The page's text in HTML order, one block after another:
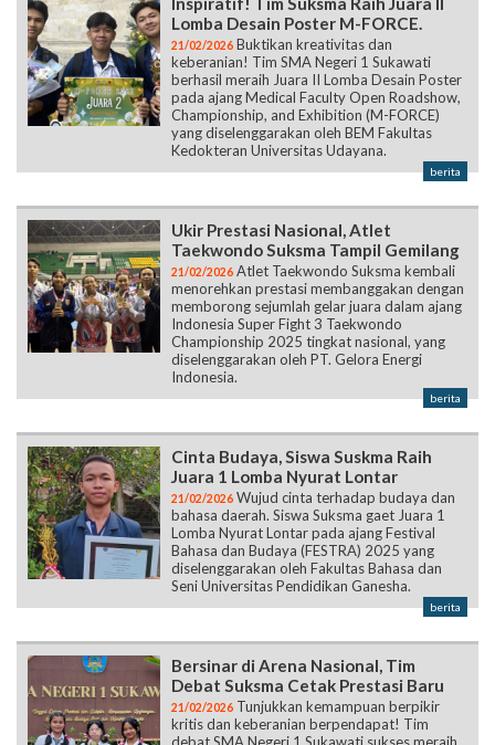
Lomba Desain Poster M-FORCE.
21/02/2026 Buktikan kreativitas dan
keberanian! Tim SMA Negeri 1 Sukawati
berhasil meraih Juara II Lomba Desain Poster
pada ajang Medical Faculty Open Roadshow,
Championship, and Exhibition (M-FORCE)
yang diselenggarakan oleh BEM Fakultas
Kedokteran Universitas Udayana.
berita
Ukir Prestasi Nasional, Atlet
Taekwondo Suksma Tampil Gemilang
21/02/2026 Atlet Taekwondo Suksma kembali
menorehkan prestasi membanggakan dengan
memborong sejumlah gelar juara dalam ajang
Indonesia Super Fight 3 Taekwondo
Championship 2025 tingkat nasional, yang
diselenggarakan oleh PT. Gelora Energi
Indonesia.
berita
Cinta Budaya, Siswa Suskma Raih
Juara 1 Lomba Nyurat Lontar
21/02/2026 Wujud cinta terhadap budaya dan
bahasa daerah. Siswa Suksma gaet Juara 1
Lomba Nyurat Lontar pada ajang Festival
Bahasa dan Budaya (FESTRA) 2025 yang
diselenggarakan oleh Fakultas Bahasa dan
Seni Universitas Pendidikan Ganesha.
berita
Bersinar di Arena Nasional, Tim
Debat Suksma Cetak Prestasi Baru
21/02/2026 Tunjukkan kemampuan berpikir
kritis dan keberanian berpendapat! Tim